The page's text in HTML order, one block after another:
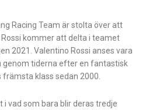
Racing Team är stolta över att
kommer att delta i teamet
2021. Valentino Rossi anses vara
genom tiderna efter en fantastisk
klass sedan 2000.
i vad som bara blir deras tredje